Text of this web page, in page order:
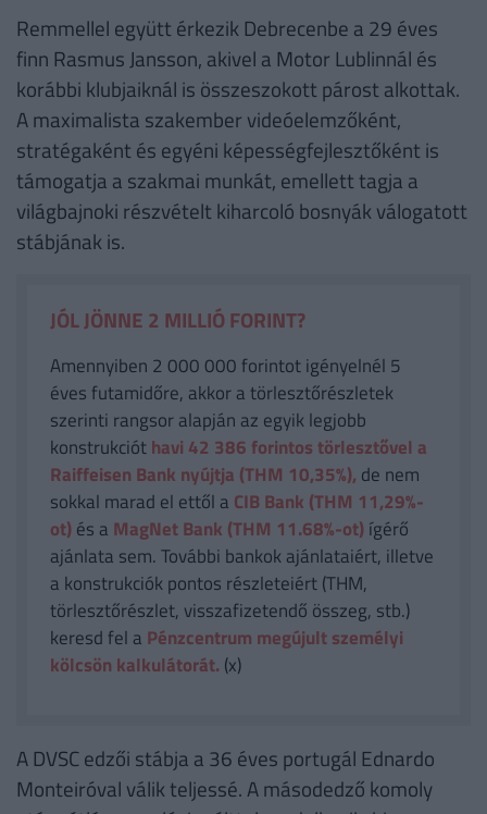
Remmellel együtt érkezik Debrecenbe a 29 éves
finn Rasmus Jansson, akivel a Motor Lublinnál és
korábbi klubjaiknál is összeszokott párost alkottak.
A maximalista szakember videóelemzőként,
stratégaként és egyéni képességfejlesztőként is
támogatja a szakmai munkát, emellett tagja a
világbajnoki részvételt kiharcoló bosnyák válogatott
stábjának is.
JÓL JÖNNE 2 MILLIÓ FORINT?
Amennyiben 2 000 000 forintot igényelnél 5
éves futamidőre, akkor a törlesztőrészletek
szerinti rangsor alapján az egyik legjobb
konstrukcióthavi 42 386 forintos törlesztővel a
Raiffeisen Bank nyújtja (THM 10,35%), de nem
sokkal marad el ettől a CIB Bank (THM 11,29%-
ot)és a MagNet Bank (THM 11.68%-ot)ígérő
ajánlata sem. További bankok ajánlataiért, illetve
a konstrukciók pontos részleteiért (THM,
törlesztőrészlet, visszafizetendő összeg, stb.)
keresd fel a Pénzcentrum megújult személyi
kölcsön kalkulátorát. (x)
A DVSC edzői stábja a 36 éves portugál Ednardo
Monteiróval válik teljessé. A másodedző komoly